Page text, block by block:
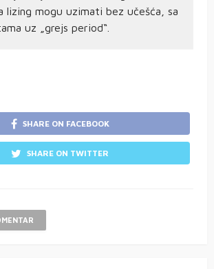
lizing mogu uzimati bez učešća, sa
uz „grejs period“.
SHARE ON FACEBOOK
SHARE ON TWITTER